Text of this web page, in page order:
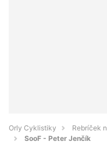
Orly Cyklistiky
Rebríček
SooF - Peter Jenčík